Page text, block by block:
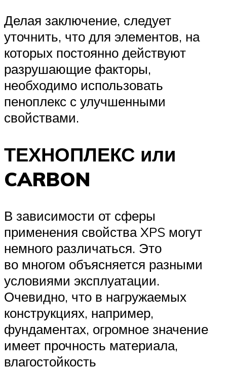
Делая заключение, следует
уточнить, что для элементов, на
которых постоянно действуют
разрушающие факторы,
необходимо использовать
пеноплекс с улучшенными
свойствами.
ТЕХНОПЛЕКС или
CARBON
В зависимости от сферы
применения свойства XPS могут
немного различаться. Это
во многом объясняется разными
условиями эксплуатации.
Очевидно, что в нагружаемых
конструкциях, например,
фундаментах, огромное значение
имеет прочность материала,
влагостойкость